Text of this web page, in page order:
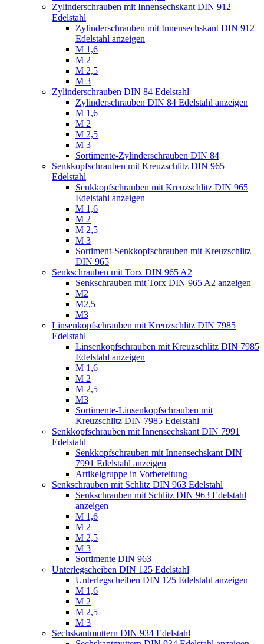
Zylinderschrauben mit Innensechskant DIN 912
Edelstahl
Zylinderschrauben mit Innensechskant DIN 912
Edelstahl anzeigen
M 1,6
M 2
M 2,5
M 3
Zylinderschrauben DIN 84 Edelstahl
Zylinderschrauben DIN 84 Edelstahl anzeigen
M 1,6
M 2
M 2,5
M 3
Sortimente-Zylinderschrauben DIN 84
Senkkopfschrauben mit Kreuzschlitz DIN 965
Edelstahl
Senkkopfschrauben mit Kreuzschlitz DIN 965
Edelstahl anzeigen
M 1,6
M 2
M 2,5
M 3
Sortiment-Senkkopfschrauben mit Kreuzschlitz
DIN 965
Senkschrauben mit Torx DIN 965 A2
Senkschrauben mit Torx DIN 965 A2 anzeigen
M2
M2,5
M3
Linsenkopfschrauben mit Kreuzschlitz DIN 7985
Edelstahl
Linsenkopfschrauben mit Kreuzschlitz DIN 7985
Edelstahl anzeigen
M 1,6
M 2
M 2,5
M3
Sortimente-Linsenkopfschrauben mit
Kreuzschlitz DIN 7985 Edelstahl
Senkkopfschrauben mit Innensechskant DIN 7991
Edelstahl
Senkkopfschrauben mit Innensechskant DIN
7991 Edelstahl anzeigen
Artikelgruppe in Vorbereitung
Senkschrauben mit Schlitz DIN 963 Edelstahl
Senkschrauben mit Schlitz DIN 963 Edelstahl
anzeigen
M 1,6
M 2
M 2,5
M 3
Sortimente DIN 963
Unterlegscheiben DIN 125 Edelstahl
Unterlegscheiben DIN 125 Edelstahl anzeigen
M 1,6
M 2
M 2,5
M 3
Sechskantmuttern DIN 934 Edelstahl